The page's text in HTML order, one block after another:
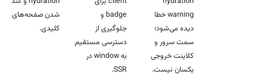
کلاینت خروجی
جلوگیری از
دسترسی مستقیم
SSR.
شدن صفحه‌های
کلیدی.